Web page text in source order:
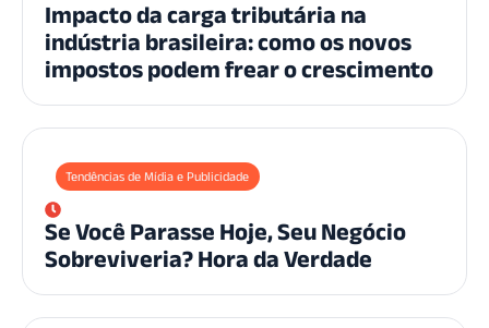
Impacto da carga tributária na
indústria brasileira: como os novos
impostos podem frear o crescimento
Tendências de Mídia e Publicidade
Se Você Parasse Hoje, Seu Negócio
Sobreviveria? Hora da Verdade